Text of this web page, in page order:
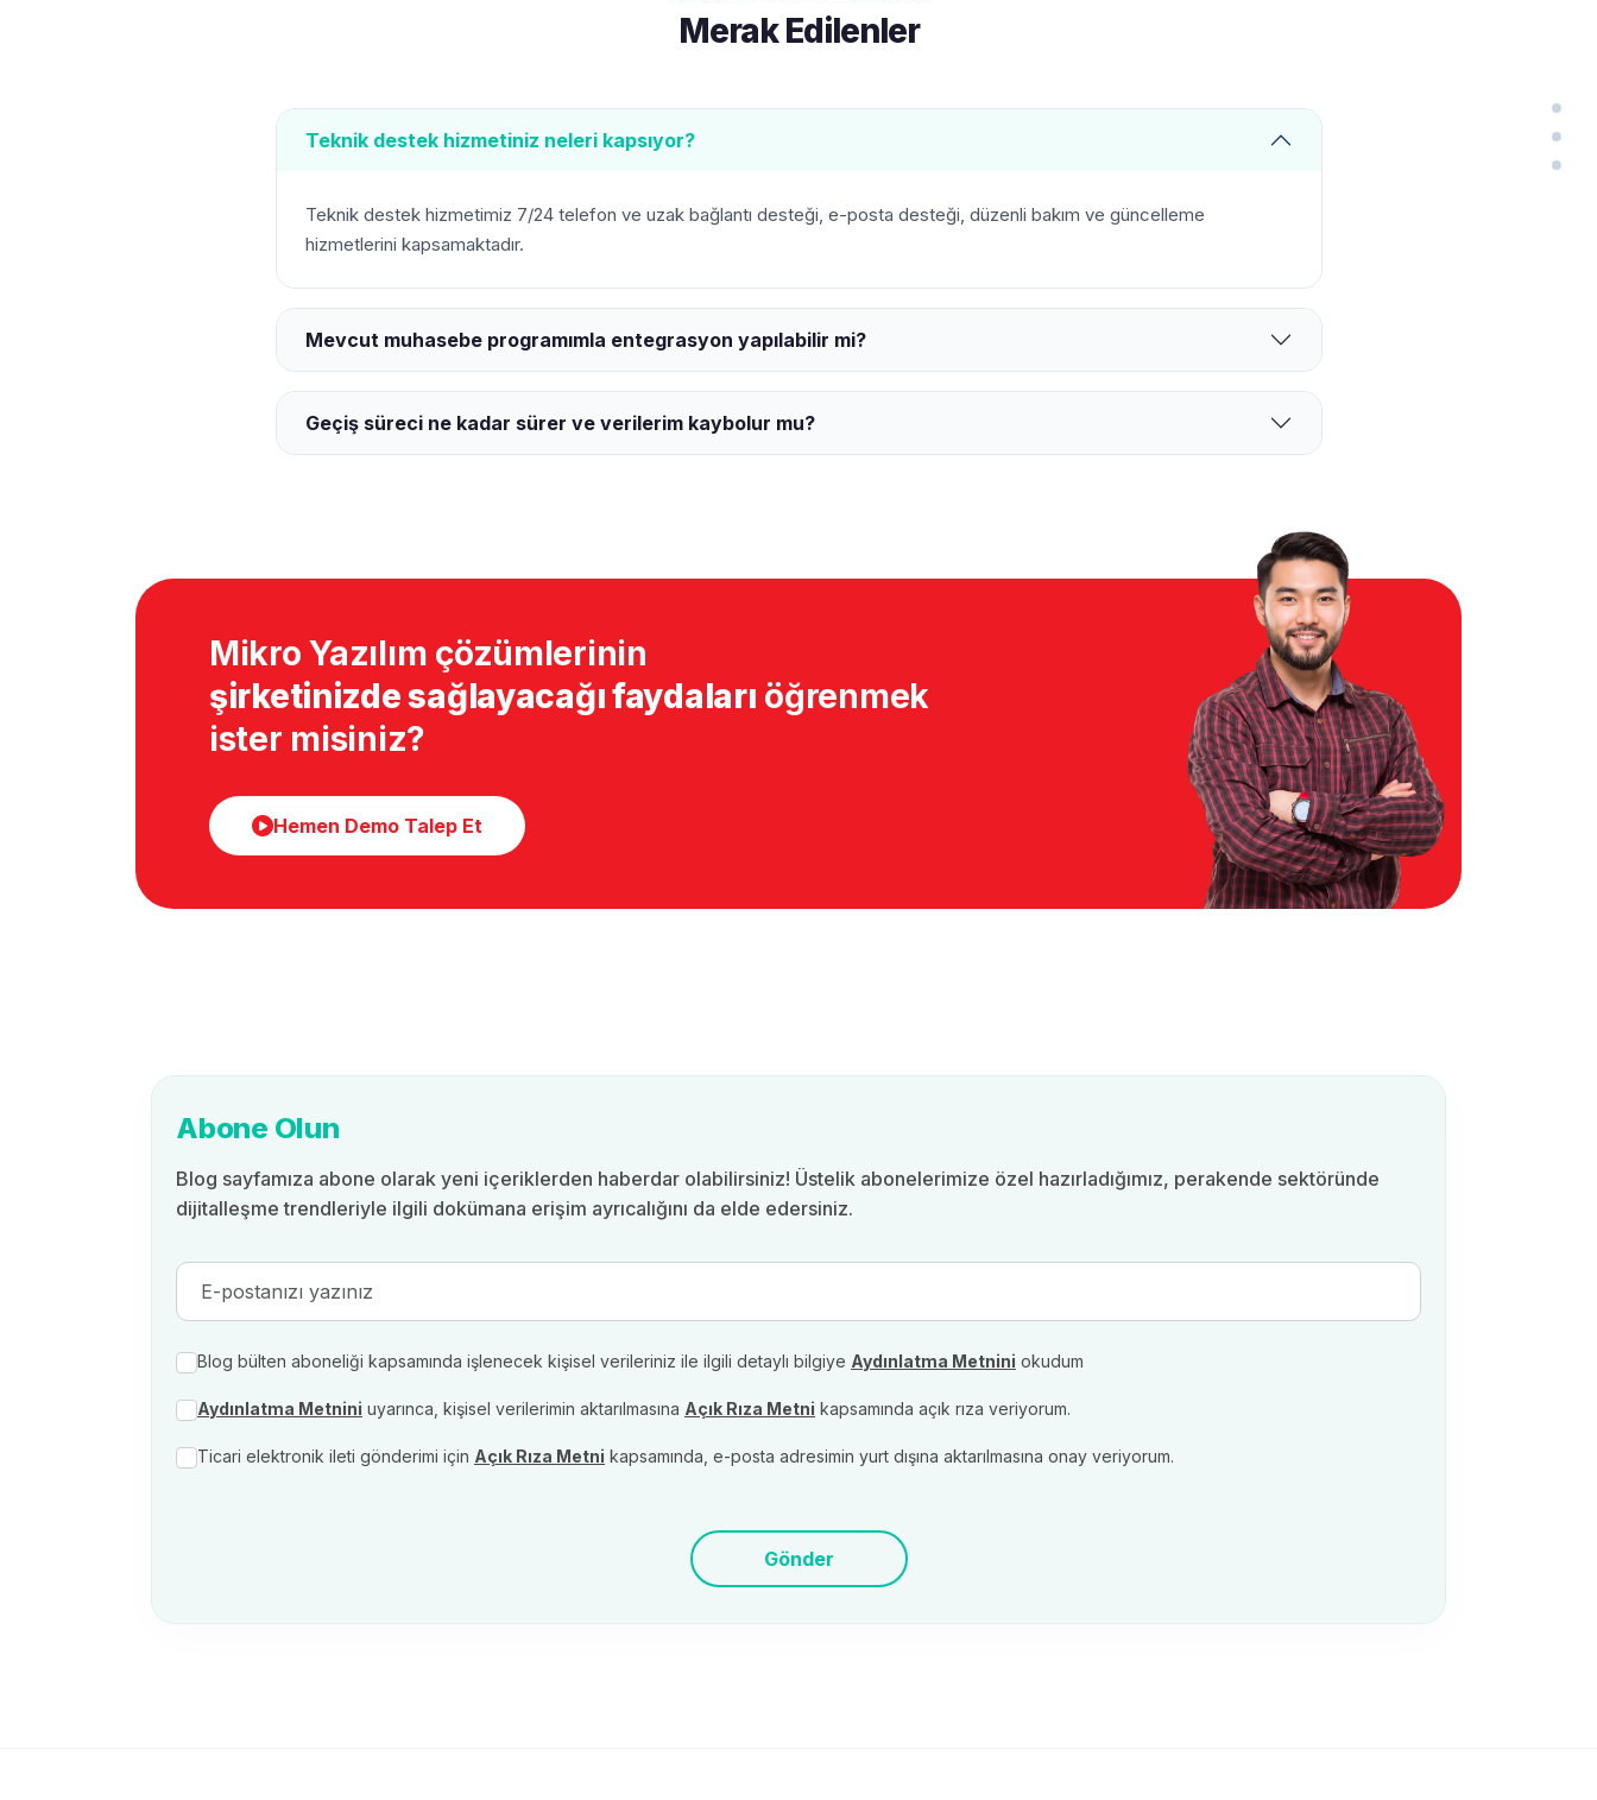
Merak Edilenler
Teknik destek hizmetiniz neleri kapsıyor?
Teknik destek hizmetimiz 7/24 telefon ve uzak bağlantı desteği, e-posta desteği, düzenli bakım ve güncelleme
hizmetlerini kapsamaktadır.
Mevcut muhasebe programımla entegrasyon yapılabilir mi?
Geçiş süreci ne kadar sürer ve verilerim kaybolur mu?
Mikro Yazılım çözümlerinin
şirketinizde sağlayacağı faydaları öğrenmek
ister misiniz?
Hemen Demo Talep Et
Abone Olun
Blog sayfamıza abone olarak yeni içeriklerden haberdar olabilirsiniz! Üstelik abonelerimize özel hazırladığımız, perakende sektöründe
dijitalleşme trendleriyle ilgili dokümana erişim ayrıcalığını da elde edersiniz.
Blog bülten aboneliği kapsamında işlenecek kişisel verileriniz ile ilgili detaylı bilgiye Aydınlatma Metnini okudum
Aydınlatma Metnini uyarınca, kişisel verilerimin aktarılmasına Açık Rıza Metni kapsamında açık rıza veriyorum.
Ticari elektronik ileti gönderimi için Açık Rıza Metni kapsamında, e-posta adresimin yurt dışına aktarılmasına onay veriyorum.
Gönder